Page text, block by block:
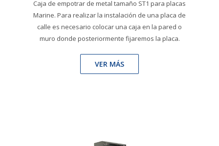
Caja de empotrar de metal tamaño ST1 para placas
Marine. Para realizar la instalación de una placa de
calle es necesario colocar una caja en la pared o
muro donde posteriormente fijaremos la placa.
VER MÁS